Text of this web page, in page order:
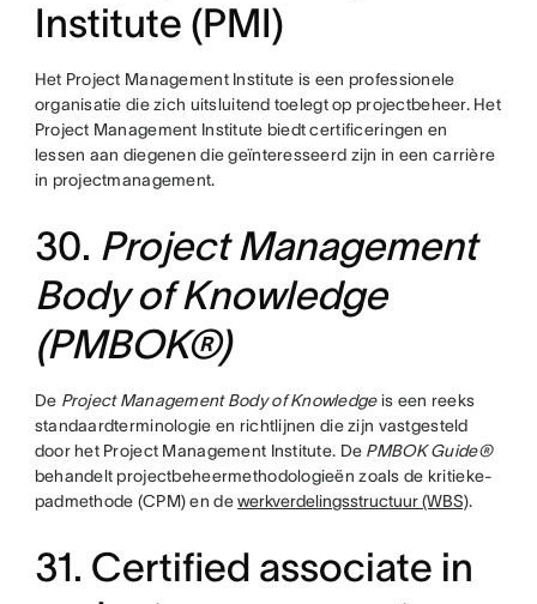
Institute (PMI)
Het Project Management Institute is een professionele
organisatie die zich uitsluitend toelegt op projectbeheer. Het
Project Management Institute biedt certificeringen en
lessen aan diegenen die geïnteresseerd zijn in een carrière
in projectmanagement.
30. Project Management
Body of Knowledge
(PMBOK®)
De Project Management Body of Knowledgeis een reeks
standaardterminologie en richtlijnen die zijn vastgesteld
door het Project Management Institute. De PMBOK Guide®
behandelt projectbeheermethodologieën zoals de kritieke-
padmethode (CPM) en dewerkverdelingsstructuur (WBS).
31. Certified associate in